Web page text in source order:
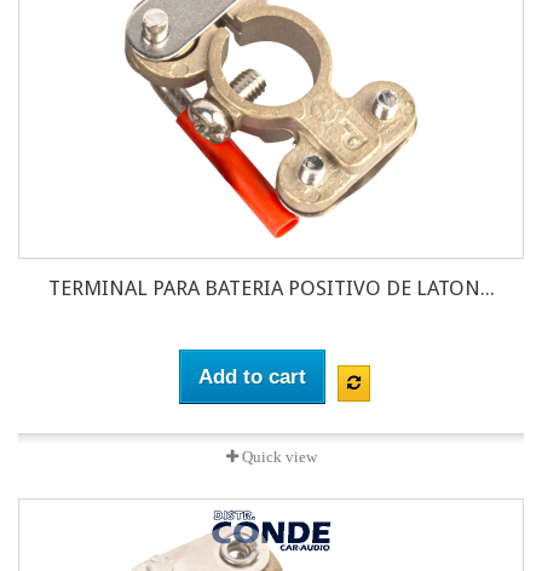
TERMINAL PARA BATERIA POSITIVO DE LATON...
Add to cart
Quick view